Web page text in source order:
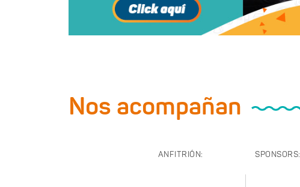
Nos acompañan
ANFITRIÓN: SPONSORS: